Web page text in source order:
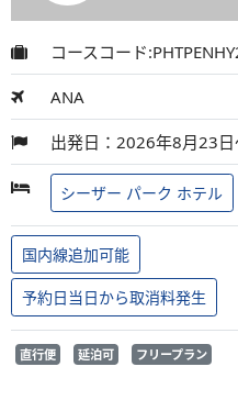
コースコード
ANA
出発日：2026年8月23
シーザー パーク ホテル
国内線追加可能
予約日当日から取消料発生
直行便 延泊可 フリープラン